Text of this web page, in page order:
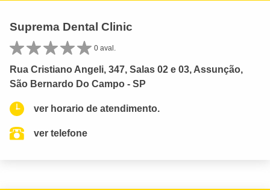
Suprema Dental Clinic
0 aval.
Rua Cristiano Angeli, 347, Salas 02 e 03, Assunção,
São Bernardo Do Campo - SP
ver horario de atendimento.
ver telefone